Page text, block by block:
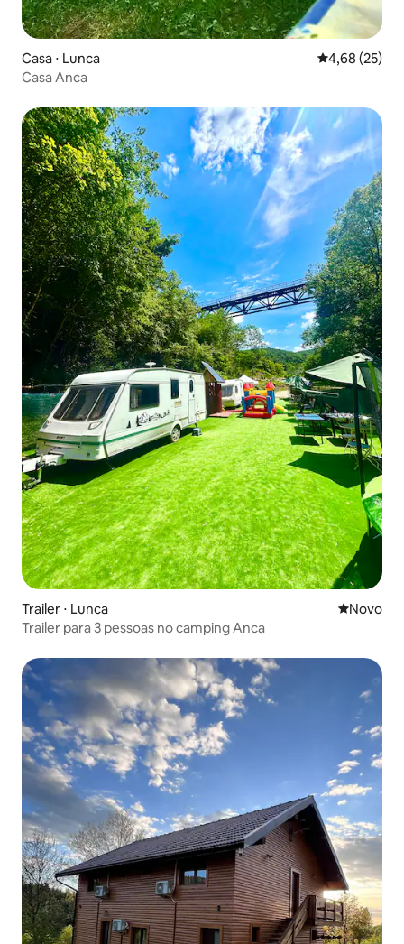
Casa ⋅ Lunca 4,68 de uma
4,68 (25)
Casa Anca
Trailer ⋅ Lunca Novo
Novo
Trailer para 3 pessoas no camping Anca